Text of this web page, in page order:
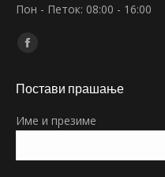
Пон - Петок: 08:00 - 16:00
Find us on:
Facebook
opens
new
Постави прашање
Име и презиме